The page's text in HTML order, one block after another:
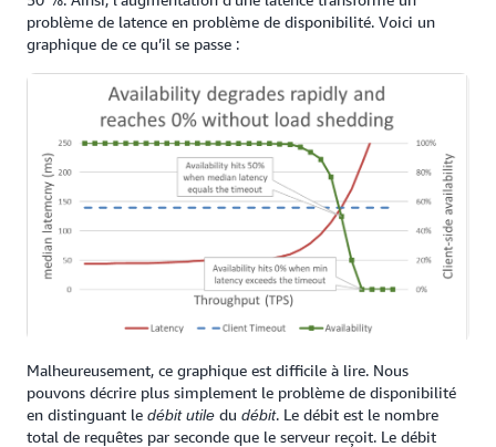
problème de latence en problème de disponibilité. Voici un
graphique de ce qu’il se passe :
Malheureusement, ce graphique est difficile à lire. Nous
pouvons décrire plus simplement le problème de disponibilité
en distinguant le débit utile du débit. Le débit est le nombre
total de requêtes par seconde que le serveur reçoit. Le débit